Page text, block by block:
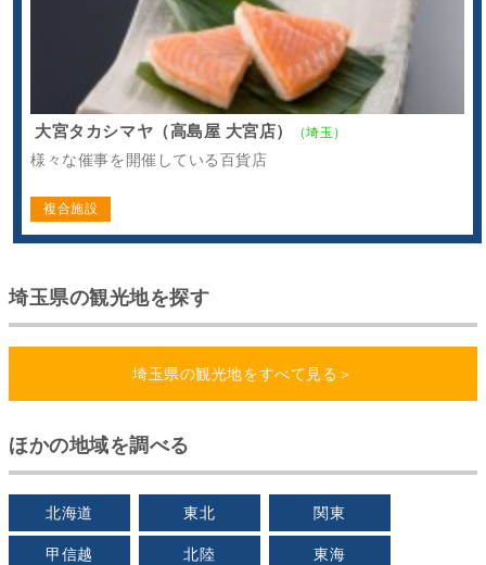
大宮タカシマヤ（高島屋 大宮店） （埼玉）
様々な催事を開催している百貨店
複合施設
埼玉県の観光地を探す
埼玉県の観光地をすべて見る＞
ほかの地域を調べる
北海道 東北 関東
甲信越 北陸 東海